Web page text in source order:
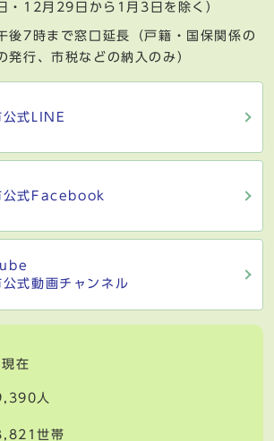
・12月29日から1月3日を除く）
後7時まで窓口延長（戸籍・国保関係の
発行、市税などの納入のみ）
公式LINE
公式Facebook
公式動画チャンネル
在
人
世帯